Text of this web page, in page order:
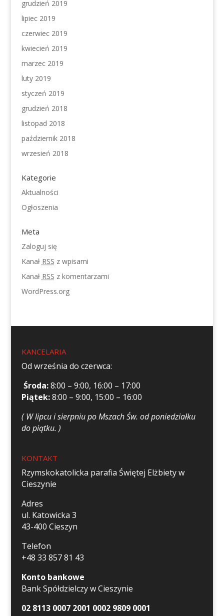
grudzień 2019
lipiec 2019
czerwiec 2019
kwiecień 2019
marzec 2019
luty 2019
styczeń 2019
grudzień 2018
listopad 2018
październik 2018
wrzesień 2018
Kategorie
Aktualności
Ogłoszenia
Meta
Zaloguj się
Kanał RSS z wpisami
Kanał RSS z komentarzami
WordPress.org
KANCELARIA
Od września do czerwca:
Środa:8:00 – 9:00, 16:00 – 17:00
Piątek:8:00 – 9:00, 15:00 – 16:00
( W lipcu i sierpniu po Mszach Św. od poniedziałku
do piątku. )
KONTAKT
Rzymskokatolicka parafia Świętej Elżbiety w
Cieszynie
Adres
ul. Katowicka 3
43-400 Cieszyn
Telefon
+48 33 857 81 43
Konto bankowe
Bank Spółdzielczy w Cieszynie
02 8113 0007 2001 0002 9809 0001